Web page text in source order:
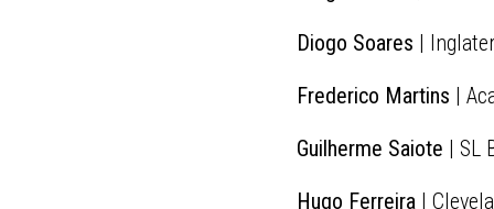
Diogo Soares |
Frederico Martins |
Guilherme Saiote | SL
Hugo Ferreira |